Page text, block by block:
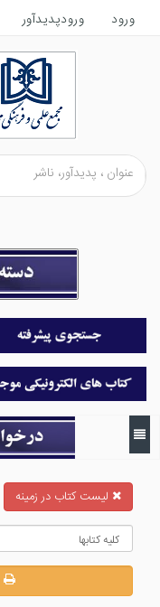
ورود ورودپدیدآور
ليست كتاب در زمينه